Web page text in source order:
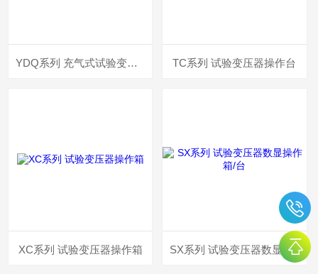
YDQ系列 充气式试验变压器 TC系列 试验变压器操作台
XC系列 试验变压器操作箱 SX系列 试验变压器数显操作箱/台